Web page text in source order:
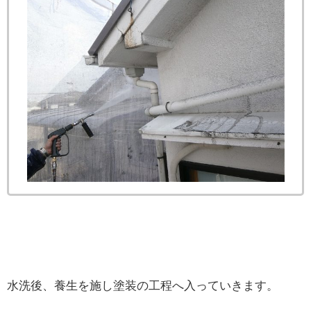
水洗後、養生を施し塗装の工程へ入っていきます。